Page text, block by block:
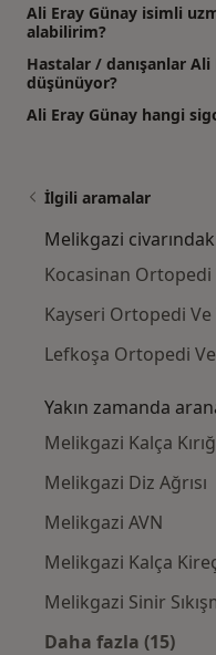
Ali Eray Günay isimli
alabilirim?
Hastalar / danışanlar
düşünüyor?
Ali Eray Günay hangi
İlgili aramalar
Melikgazi
Kocasinan Ortopedi
Kayseri Ortopedi
Lefkoşa Ortopedi
Yakın zamanda
Melikgazi Kalça
Melikgazi Diz Ağrısı
Melikgazi AVN
Melikgazi Kalça
Melikgazi Sinir
Daha fazla (15)